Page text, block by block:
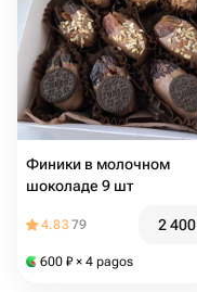
Финики в молочном
шоколаде 9 шт
4.8379 2 400
600 ₽ × 4 pagos